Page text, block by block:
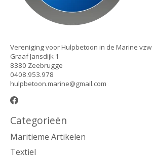
Vereniging voor Hulpbetoon in de Marine vzw
Graaf Jansdijk 1
8380 Zeebrugge
0408.953.978
hulpbetoon.marine@gmail.com
Categorieën
Maritieme Artikelen
Textiel